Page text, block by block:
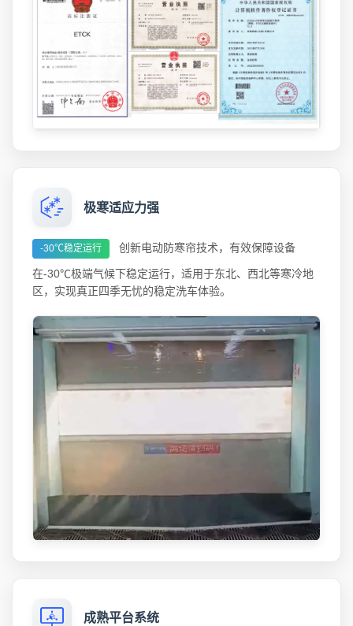
极寒适应力强
-30℃稳定运行 创新电动防寒帘技术，有效保障设备
在-30℃极端气候下稳定运行，适用于东北、西北等寒冷地
区，实现真正四季无忧的稳定洗车体验。
成熟平台系统